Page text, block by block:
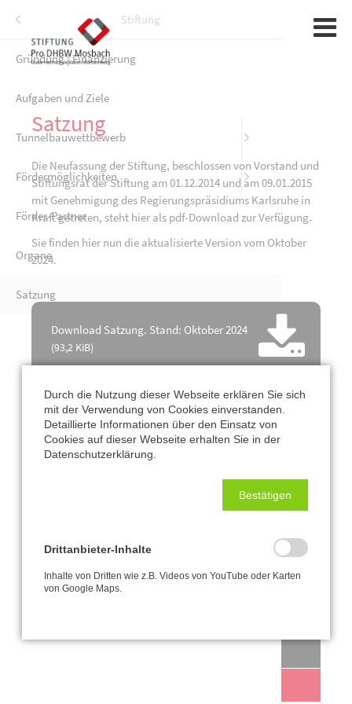
Satzung
Die Neufassung der Stiftung, beschlossen von Vorstand und
Stiftungsrat der Stiftung am 01.12.2014 und am 09.01.2015
mit Genehmigung des Regierungspräsidiums Karlsruhe in
Kraft getreten, steht hier als pdf-Download zur Verfügung.
Sie finden hier nun die aktualisierte Version vom Oktober
2024.
Download Satzung. Stand: Oktober 2024
(93,2 KiB)
Tunnelbauwettbewerb
Fördermöglichkeiten
Durch die Nutzung dieser Webseite erklären Sie sich
mit der Verwendung von Cookies einverstanden.
Detaillierte Informationen über den Einsatz von
Cookies auf dieser Webseite erhalten Sie in der
Datenschutzerklärung.
Bestätigen
Drittanbieter-Inhalte
Inhalte von Dritten wie z.B. Videos von YouTube oder Karten
von Google Maps.
als Partner der Unternehmen
Stiftung
Gründung | Finanzierung
Aufgaben und Ziele
Tunnelbauwettbewerb
Fördermöglichkeiten
Förder-Partner
Organe
Satzung